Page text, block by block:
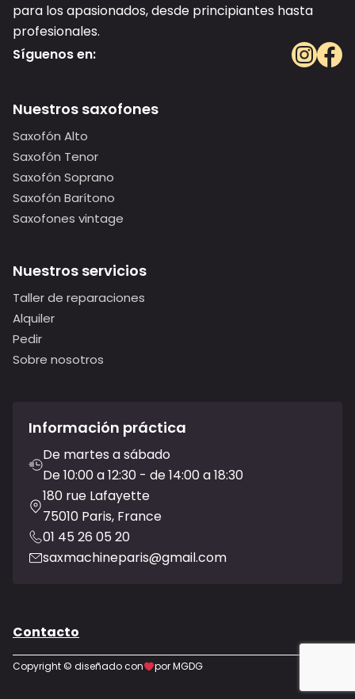
para los apasionados, desde principiantes hasta
profesionales.
Síguenos en:
Nuestros saxofones
Saxofón Alto
Saxofón Tenor
Saxofón Soprano
Saxofón Barítono
Saxofones vintage
Nuestros servicios
Taller de reparaciones
Alquiler
Pedir
Sobre nosotros
Información práctica
De martes a sábado
De 10:00 a 12:30 - de 14:00 a 18:30
180 rue Lafayette
75010 Paris, France
01 45 26 05 20
saxmachineparis@gmail.com
Contacto
Copyright © diseñado con por MGDG